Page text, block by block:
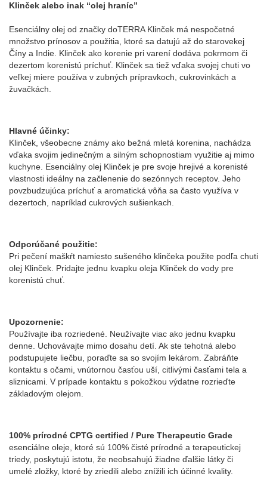
Klinček alebo inak “olej hraníc”
Esenciálny olej od značky doTERRA Klinček má nespočetné
množstvo prínosov a použitia, ktoré sa datujú až do starovekej
Číny a Indie. Klinček ako korenie pri varení dodáva pokrmom či
dezertom korenistú príchuť. Klinček sa tiež vďaka svojej chuti vo
veľkej miere používa v zubných prípravkoch, cukrovinkách a
žuvačkách.
Hlavné účinky:
Klinček, všeobecne známy ako bežná mletá korenina, nachádza
vďaka svojim jedinečným a silným schopnostiam využitie aj mimo
kuchyne. Esenciálny olej Klinček je pre svoje hrejivé a korenisté
vlastnosti ideálny na začlenenie do sezónnych receptov. Jeho
povzbudzujúca príchuť a aromatická vôňa sa často využíva v
dezertoch, napríklad cukrových sušienkach.
Odporúčané použitie:
Pri pečení maškŕt namiesto sušeného klinčeka použite podľa chuti
olej Klinček. Pridajte jednu kvapku oleja Klinček do vody pre
korenistú chuť.
Upozornenie:
Používajte iba rozriedené. Neužívajte viac ako jednu kvapku
denne. Uchovávajte mimo dosahu detí. Ak ste tehotná alebo
podstupujete liečbu, poraďte sa so svojím lekárom. Zabráňte
kontaktu s očami, vnútornou časťou uší, citlivými časťami tela a
sliznicami. V prípade kontaktu s pokožkou výdatne rozrieďte
základovým olejom.
100% prírodné CPTG certified / Pure Therapeutic Grade
esenciálne oleje, ktoré sú 100% čisté prírodné a terapeutickej
triedy, poskytujú istotu, že neobsahujú žiadne ďalšie látky či
umelé zložky, ktoré by zriedili alebo znížili ich účinné kvality.